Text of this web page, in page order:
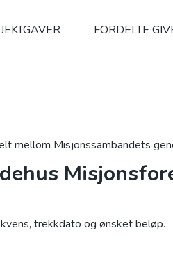
FORDELTE
mellom Misjonssambandets
trekkdato og ønsket beløp.